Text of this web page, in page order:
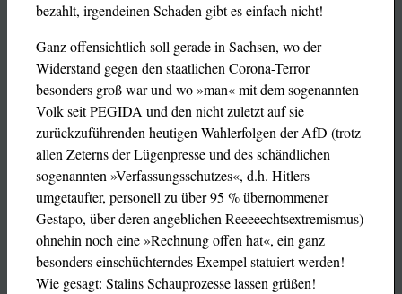
bezahlt, irgendeinen Schaden gibt es einfach nicht!
Ganz offensichtlich soll gerade in Sachsen, wo der
Widerstand gegen den staatlichen Corona-Terror
besonders groß war und wo »man« mit dem sogenannten
Volk seit PEGIDA und den nicht zuletzt auf sie
zurückzuführenden heutigen Wahlerfolgen der AfD (trotz
allen Zeterns der Lügenpresse und des schändlichen
sogenannten »Verfassungsschutzes«, d.h. Hitlers
umgetaufter, personell zu über 95 % übernommener
Gestapo, über deren angeblichen Reeeeechtsextremismus)
ohnehin noch eine »Rechnung offen hat«, ein ganz
besonders einschüchterndes Exempel statuiert werden! –
Wie gesagt: Stalins Schauprozesse lassen grüßen!